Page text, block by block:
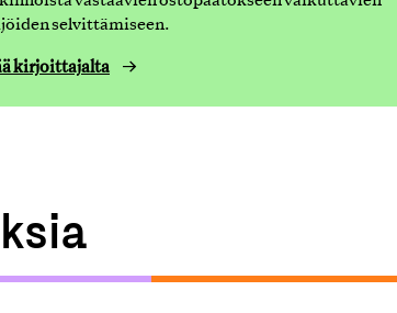
selvittämiseen.
kirjoittajalta